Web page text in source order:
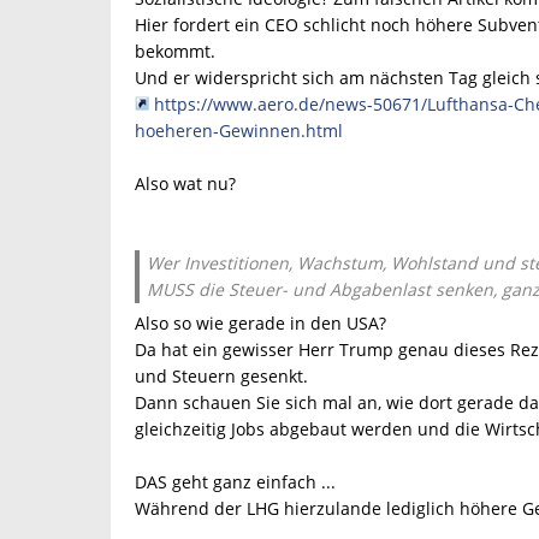
Hier fordert ein CEO schlicht noch höhere
bekommt.
Und er widerspricht sich am nächsten Tag gleich
https://www.aero.de/news-50671/Lufthansa-
hoeheren-Gewinnen.html
Also wat nu?
Wer Investitionen, Wachstum, Wohlstand und
MUSS die Steuer- und Abgabenlast senken,
Also so wie gerade in den USA?
Da hat ein gewisser Herr Trump genau dieses
und Steuern gesenkt.
Dann schauen Sie sich mal an, wie dort gerade
gleichzeitig Jobs abgebaut werden und die
DAS geht ganz einfach ...
Während der LHG hierzulande lediglich höhere